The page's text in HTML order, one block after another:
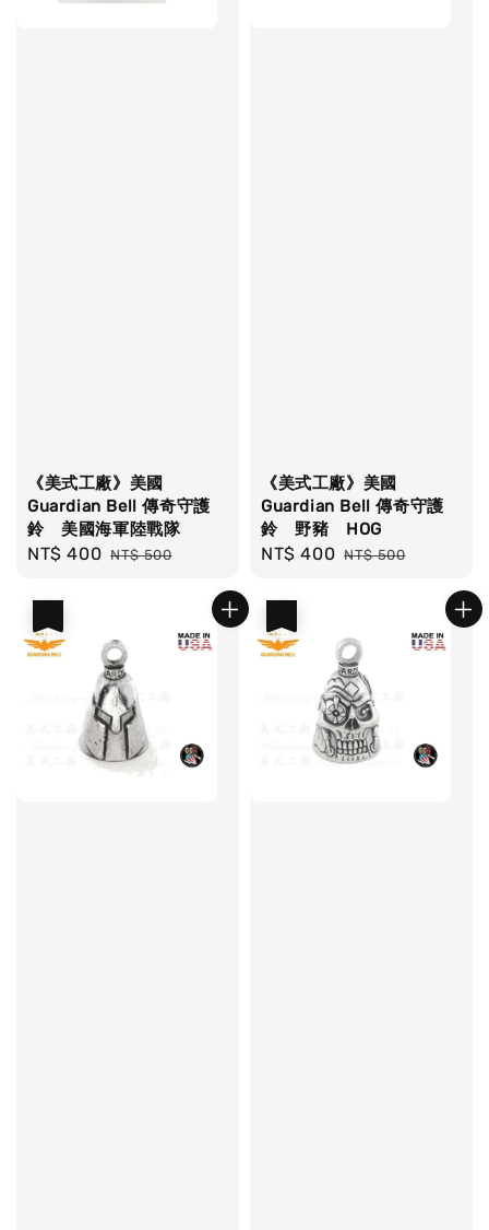
《美式工廠》美國
Guardian Bell 傳奇守護
鈴 美國海軍陸戰隊
Sale
NT$ 400 Regular
NT$ 500
《美式工廠》美國
Guardian Bell 傳奇守護
鈴 野豬 HOG
Sale
NT$ 400 Regular
NT$ 500